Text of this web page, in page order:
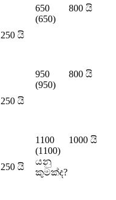
250 යි
650
(650)
800 යි
250 යි
950
(950)
800 යි
250 යි
1100
(1100)
යනු
කුමක්ද?
1000 යි